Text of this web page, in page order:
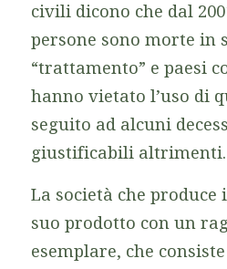
civili dicono che dal
persone sono morte in
“trattamento” e paesi
hanno vietato l’uso di
seguito ad alcuni
giustificabili altrimenti.
La società che produce
suo prodotto con un
esemplare, che